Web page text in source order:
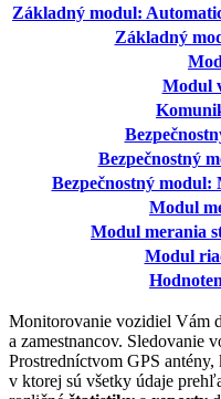
Základný modul:
Základný
Modul
Bezpečnostný
Bezpečnostný modul:
Modul
Modul merania
Modul
Monitorovanie vozidiel Vám
a zamestnancov. Sledovanie
Prostredníctvom GPS antény,
v ktorej sú všetky údaje